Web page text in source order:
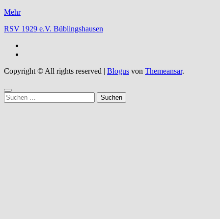
Mehr
RSV 1929 e.V. Büblingshausen
Copyright © All rights reserved | Blogus von Themeansar.
Suchen
nach: